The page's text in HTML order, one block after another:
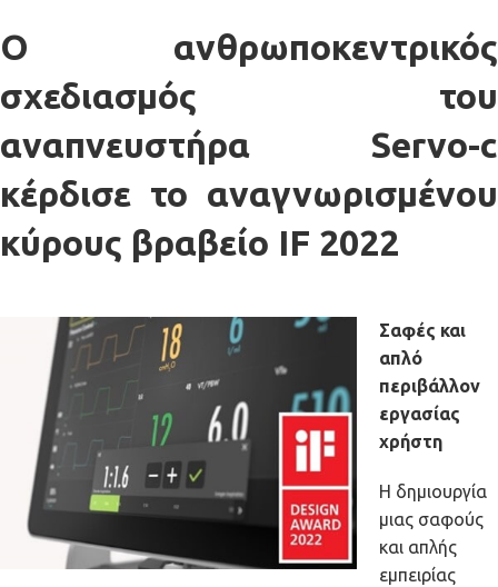
Ο ανθρωποκεντρικός
σχεδιασμός του
αναπνευστήρα Servo-c
κέρδισε το αναγνωρισμένου
κύρους βραβείο IF 2022
Σαφές και
απλό
περιβάλλον
εργασίας
χρήστη
Η δημιουργία
μιας σαφούς
και απλής
εμπειρίας